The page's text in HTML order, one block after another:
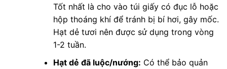
Tốt nhất là cho vào túi giấy có đục lỗ hoặc
hộp thoáng khí để tránh bị bí hơi, gây mốc.
Hạt dẻ tươi nên được sử dụng trong vòng
1-2 tuần.
Hạt dẻ đã luộc/nướng: Có thể bảo quản